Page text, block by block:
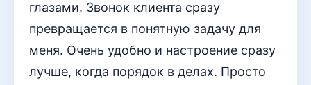
глазами. Звонок клиента сразу
превращается в понятную задачу для
меня. Очень удобно и настроение сразу
лучше, когда порядок в делах. Просто